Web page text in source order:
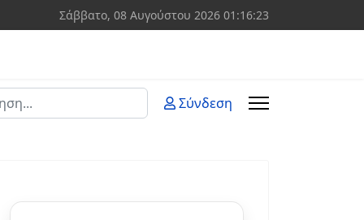
Σάββατο, 08 Αυγούστου 2026 01:16:23
Σύνδεση